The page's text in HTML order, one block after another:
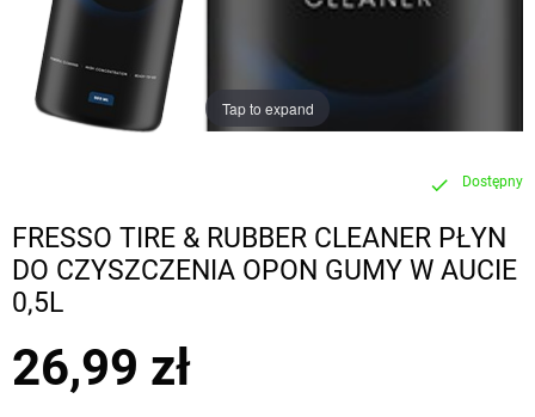
Tap to expand
check Dostępny
FRESSO TIRE & RUBBER CLEANER PŁYN
DO CZYSZCZENIA OPON GUMY W AUCIE
0,5L
26,99 zł